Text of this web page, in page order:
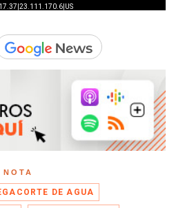
DE AGUA